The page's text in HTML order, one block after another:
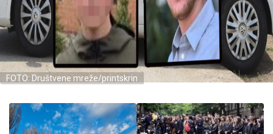
FOTO: Društvene mreže/printskrin